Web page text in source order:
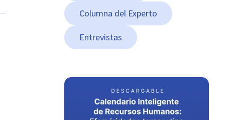
Columna del Experto
Entrevistas